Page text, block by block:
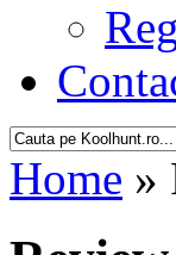
Home »